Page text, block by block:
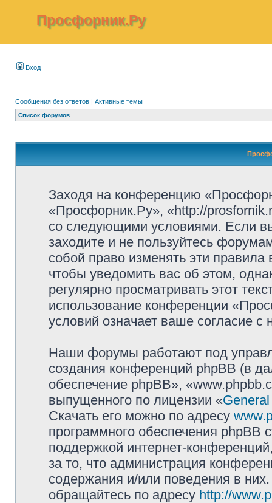
Просфорник.Ру
Вход
Сообщения без ответов | Активные темы
Список форумов
Заходя на конференцию
«Просфорник.Ру», «http://
со следующими условиями. Если
заходите и не пользуйтесь
собой право изменять эти
чтобы уведомить вас об этом,
регулярно просматривать этот
использование конференции
условий означает ваше согласие с
Наши форумы работают под
создания конференций phpBB (в
обеспечение phpBB»,
выпущенного по лицензии «
Скачать его можно по адресу
программного обеспечения phpBB
поддержкой интернет-
за то, что администрация
содержания и/или поведения в
обращайтесь по адресу http://